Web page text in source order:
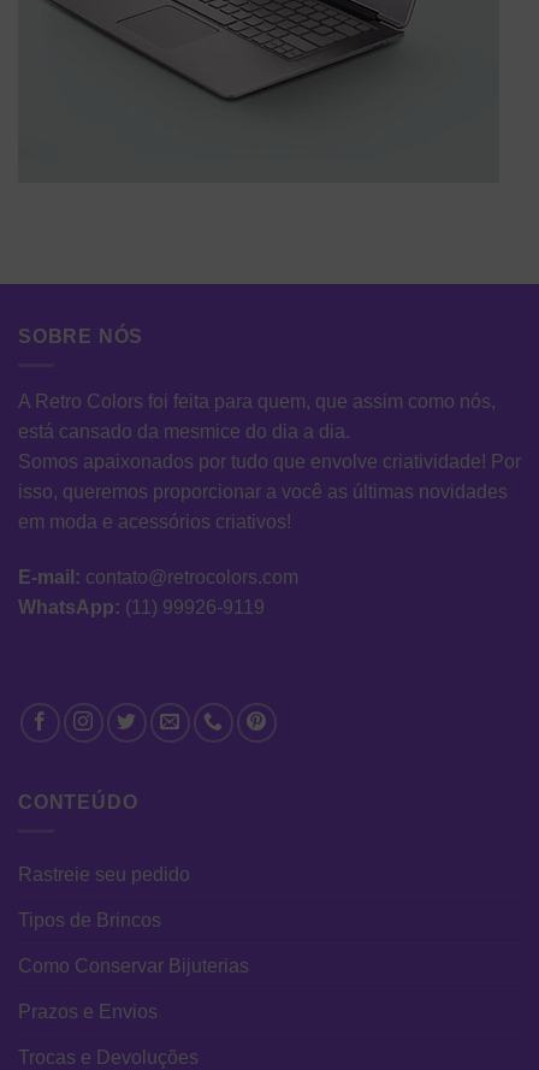
SOBRE NÓS
A Retro Colors foi feita para quem, que assim como nós,
está cansado da mesmice do dia a dia.
Somos apaixonados por tudo que envolve criatividade! Por
isso, queremos proporcionar a você as últimas novidades
em moda e acessórios criativos!
E-mail: contato@retrocolors.com
WhatsApp: (11) 99926-9119
CONTEÚDO
Rastreie seu pedido
Tipos de Brincos
Como Conservar Bijuterias
Prazos e Envios
Trocas e Devoluções